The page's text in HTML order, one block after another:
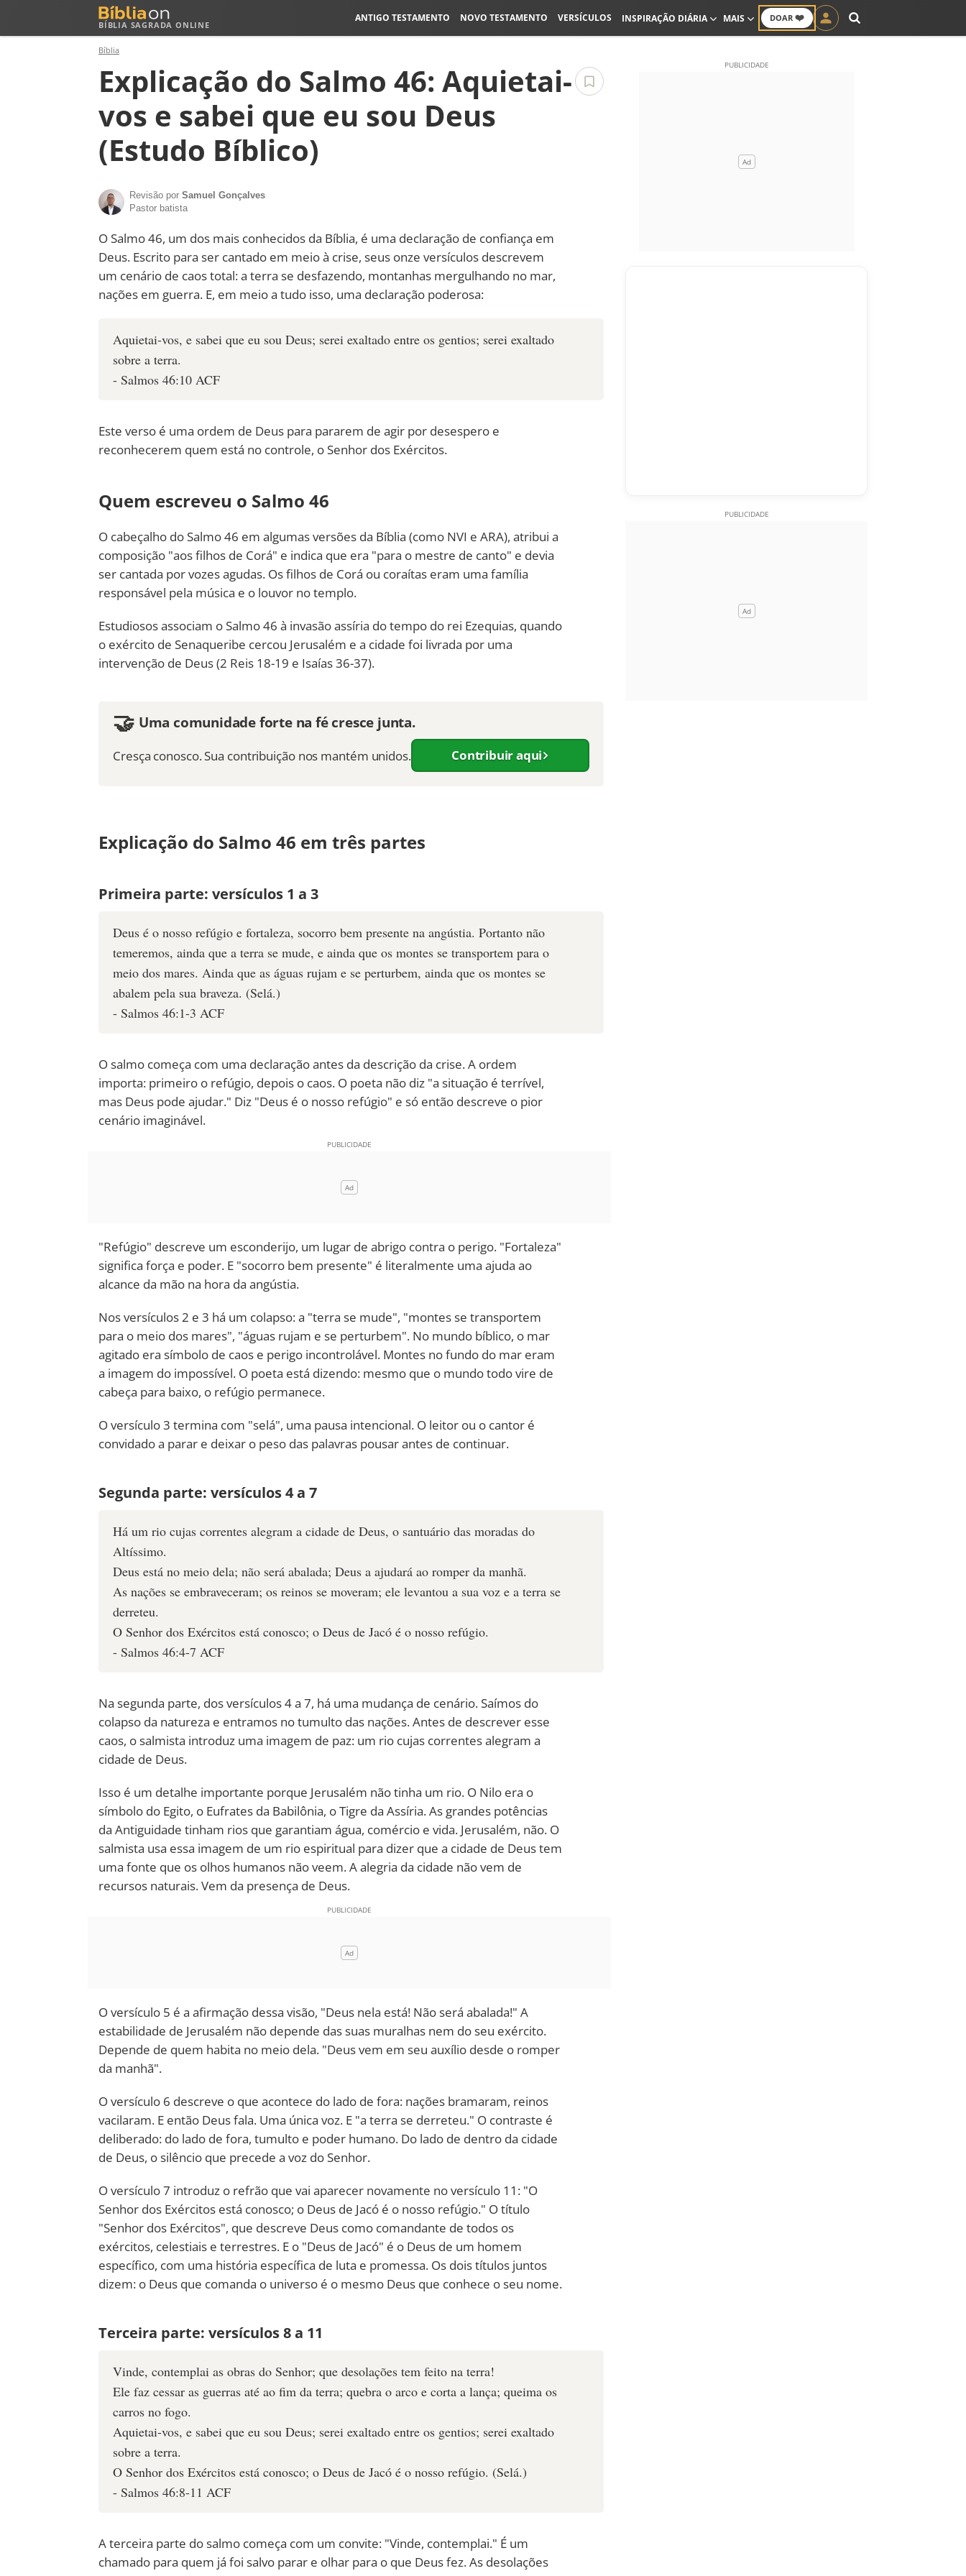
BÍBLIA SAGRADA ONLINE
DOAR ❤️
ANTIGO TESTAMENTO NOVO TESTAMENTO VERSÍCULOS INSPIRAÇÃO DIÁRIA MAIS
Bíblia
Explicação do Salmo 46: Aquietai-
vos e sabei que eu sou Deus
(Estudo Bíblico)
Revisão por Samuel Gonçalves
Pastor batista
O Salmo 46, um dos mais conhecidos da Bíblia, é uma declaração de confiança em
Deus. Escrito para ser cantado em meio à crise, seus onze versículos descrevem
um cenário de caos total: a terra se desfazendo, montanhas mergulhando no mar,
nações em guerra. E, em meio a tudo isso, uma declaração poderosa:
Aquietai-vos, e sabei que eu sou Deus; serei exaltado entre os gentios; serei exaltado
sobre a terra.
- Salmos 46:10 ACF
Este verso é uma ordem de Deus para pararem de agir por desespero e
reconhecerem quem está no controle, o Senhor dos Exércitos.
Quem escreveu o Salmo 46
O cabeçalho do Salmo 46 em algumas versões da Bíblia (como NVI e ARA), atribui a
composição "aos filhos de Corá" e indica que era "para o mestre de canto" e devia
ser cantada por vozes agudas. Os filhos de Corá ou coraítas eram uma família
responsável pela música e o louvor no templo.
Estudiosos associam o Salmo 46 à invasão assíria do tempo do rei Ezequias, quando
o exército de Senaqueribe cercou Jerusalém e a cidade foi livrada por uma
intervenção de Deus (2 Reis 18-19 e Isaías 36-37).
🤝 Uma comunidade forte na fé cresce junta.
Cresça conosco. Sua contribuição nos mantém unidos. Contribuir aqui
Explicação do Salmo 46 em três partes
Primeira parte: versículos 1 a 3
Deus é o nosso refúgio e fortaleza, socorro bem presente na angústia. Portanto não
temeremos, ainda que a terra se mude, e ainda que os montes se transportem para o
meio dos mares. Ainda que as águas rujam e se perturbem, ainda que os montes se
abalem pela sua braveza. (Selá.)
- Salmos 46:1-3 ACF
O salmo começa com uma declaração antes da descrição da crise. A ordem
importa: primeiro o refúgio, depois o caos. O poeta não diz "a situação é terrível,
mas Deus pode ajudar." Diz "Deus é o nosso refúgio" e só então descreve o pior
cenário imaginável.
"Refúgio" descreve um esconderijo, um lugar de abrigo contra o perigo. "Fortaleza"
significa força e poder. E "socorro bem presente" é literalmente uma ajuda ao
alcance da mão na hora da angústia.
Nos versículos 2 e 3 há um colapso: a "terra se mude", "montes se transportem
para o meio dos mares", "águas rujam e se perturbem". No mundo bíblico, o mar
agitado era símbolo de caos e perigo incontrolável. Montes no fundo do mar eram
a imagem do impossível. O poeta está dizendo: mesmo que o mundo todo vire de
cabeça para baixo, o refúgio permanece.
O versículo 3 termina com "selá", uma pausa intencional. O leitor ou o cantor é
convidado a parar e deixar o peso das palavras pousar antes de continuar.
Segunda parte: versículos 4 a 7
Há um rio cujas correntes alegram a cidade de Deus, o santuário das moradas do
Altíssimo.
Deus está no meio dela; não será abalada; Deus a ajudará ao romper da manhã.
As nações se embraveceram; os reinos se moveram; ele levantou a sua voz e a terra se
derreteu.
O Senhor dos Exércitos está conosco; o Deus de Jacó é o nosso refúgio.
- Salmos 46:4-7 ACF
Na segunda parte, dos versículos 4 a 7, há uma mudança de cenário. Saímos do
colapso da natureza e entramos no tumulto das nações. Antes de descrever esse
caos, o salmista introduz uma imagem de paz: um rio cujas correntes alegram a
cidade de Deus.
Isso é um detalhe importante porque Jerusalém não tinha um rio. O Nilo era o
símbolo do Egito, o Eufrates da Babilônia, o Tigre da Assíria. As grandes potências
da Antiguidade tinham rios que garantiam água, comércio e vida. Jerusalém, não. O
salmista usa essa imagem de um rio espiritual para dizer que a cidade de Deus tem
uma fonte que os olhos humanos não veem. A alegria da cidade não vem de
recursos naturais. Vem da presença de Deus.
O versículo 5 é a afirmação dessa visão, "Deus nela está! Não será abalada!" A
estabilidade de Jerusalém não depende das suas muralhas nem do seu exército.
Depende de quem habita no meio dela. "Deus vem em seu auxílio desde o romper
da manhã".
O versículo 6 descreve o que acontece do lado de fora: nações bramaram, reinos
vacilaram. E então Deus fala. Uma única voz. E "a terra se derreteu." O contraste é
deliberado: do lado de fora, tumulto e poder humano. Do lado de dentro da cidade
de Deus, o silêncio que precede a voz do Senhor.
O versículo 7 introduz o refrão que vai aparecer novamente no versículo 11: "O
Senhor dos Exércitos está conosco; o Deus de Jacó é o nosso refúgio." O título
"Senhor dos Exércitos", que descreve Deus como comandante de todos os
exércitos, celestiais e terrestres. E o "Deus de Jacó" é o Deus de um homem
específico, com uma história específica de luta e promessa. Os dois títulos juntos
dizem: o Deus que comanda o universo é o mesmo Deus que conhece o seu nome.
Terceira parte: versículos 8 a 11
Vinde, contemplai as obras do Senhor; que desolações tem feito na terra!
Ele faz cessar as guerras até ao fim da terra; quebra o arco e corta a lança; queima os
carros no fogo.
Aquietai-vos, e sabei que eu sou Deus; serei exaltado entre os gentios; serei exaltado
sobre a terra.
O Senhor dos Exércitos está conosco; o Deus de Jacó é o nosso refúgio. (Selá.)
- Salmos 46:8-11 ACF
A terceira parte do salmo começa com um convite: "Vinde, contemplai." É um
chamado para quem já foi salvo parar e olhar para o que Deus fez. As desolações